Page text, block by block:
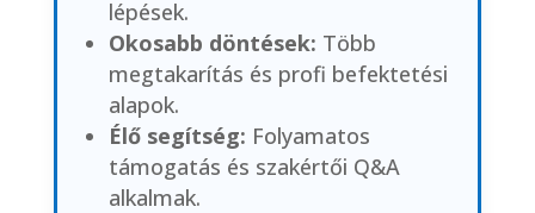
lépések.
Okosabb döntések: Több
megtakarítás és profi befektetési
alapok.
Élő segítség: Folyamatos
támogatás és szakértői Q&A
alkalmak.